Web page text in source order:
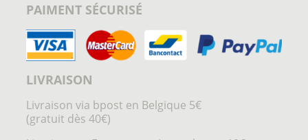
PAIMENT SÉCURISÉ
LIVRAISON
Livraison via bpost en Belgique 5€
(gratuit dès 40€)